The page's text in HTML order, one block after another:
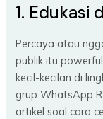
1. Edukasi
Percaya atau
publik itu
kecil-kecilan di
grup WhatsApp
artikel soal cara